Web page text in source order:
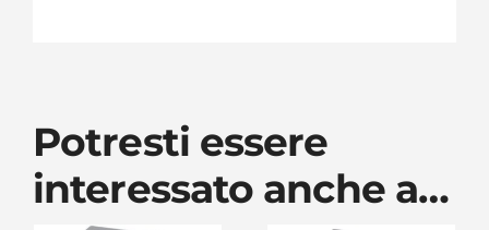
Potresti essere
interessato anche a…